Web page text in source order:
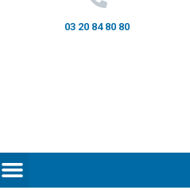
03 20 84 80 80